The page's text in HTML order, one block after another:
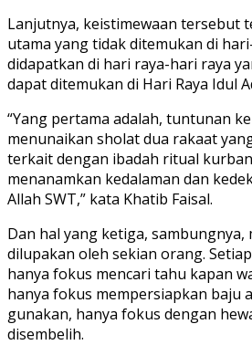
Lanjutnya, keistimewaan tersebut
utama yang tidak ditemukan di
didapatkan di hari raya-hari raya
dapat ditemukan di Hari Raya Idul
“Yang pertama adalah, tuntunan
menunaikan sholat dua rakaat
terkait dengan ibadah ritual
menanamkan kedalaman dan
Allah SWT,” kata Khatib Faisal.
Dan hal yang ketiga,
dilupakan oleh sekian orang.
hanya fokus mencari tahu kapan
hanya fokus mempersiapkan baju
gunakan, hanya fokus dengan
disembelih.